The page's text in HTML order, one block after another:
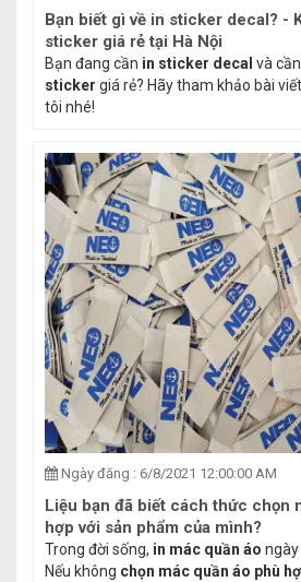
Bạn biết gì về in sticker decal? -
sticker giá rẻ tại Hà Nội
Bạn đang cần in sticker decal và
sticker giá rẻ? Hãy tham khảo bài
tôi nhé!
Ngày đăng : 6/8/2021 12:00:00 AM
Liệu bạn đã biết cách thức chọn
hợp với sản phẩm của mình?
Trong đời sống, in mác quần áo ngày
Nếu không chọn mác quần áo phù